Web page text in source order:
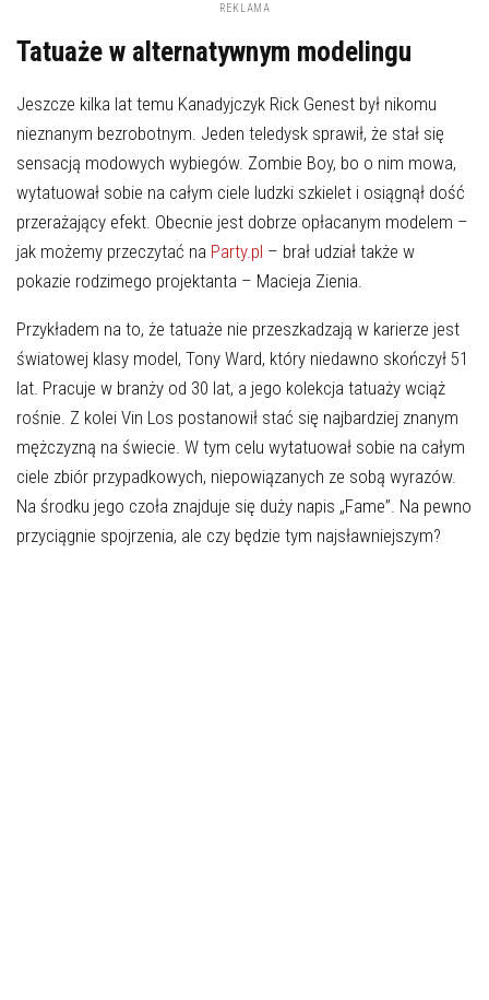
REKLAMA
Tatuaże w alternatywnym modelingu
Jeszcze kilka lat temu Kanadyjczyk Rick Genest był nikomu
nieznanym bezrobotnym. Jeden teledysk sprawił, że stał się
sensacją modowych wybiegów. Zombie Boy, bo o nim mowa,
wytatuował sobie na całym ciele ludzki szkielet i osiągnął dość
przerażający efekt. Obecnie jest dobrze opłacanym modelem –
jak możemy przeczytać na Party.pl – brał udział także w
pokazie rodzimego projektanta – Macieja Zienia.
Przykładem na to, że tatuaże nie przeszkadzają w karierze jest
światowej klasy model, Tony Ward, który niedawno skończył 51
lat. Pracuje w branży od 30 lat, a jego kolekcja tatuaży wciąż
rośnie. Z kolei Vin Los postanowił stać się najbardziej znanym
mężczyzną na świecie. W tym celu wytatuował sobie na całym
ciele zbiór przypadkowych, niepowiązanych ze sobą wyrazów.
Na środku jego czoła znajduje się duży napis „Fame”. Na pewno
przyciągnie spojrzenia, ale czy będzie tym najsławniejszym?